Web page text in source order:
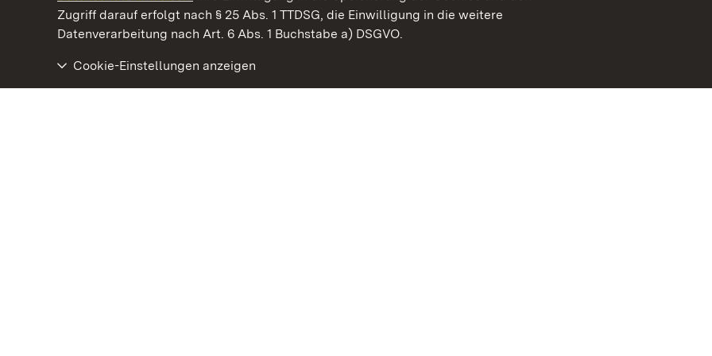
Zugriff darauf erfolgt nach § 25 Abs. 1 TTDSG, die Einwilligung in die weitere
Datenverarbeitung nach Art. 6 Abs. 1 Buchstabe a) DSGVO.
Cookie-Einstellungen anzeigen
Kommen. Staunen. Genießen.